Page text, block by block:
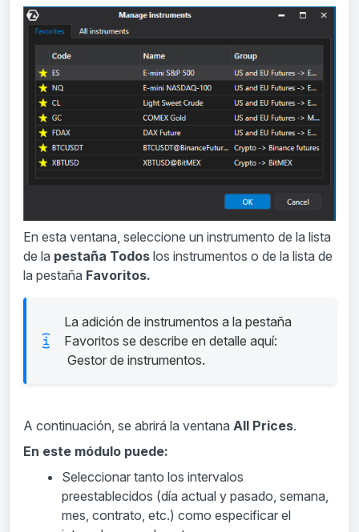
En esta ventana, seleccione un instrumento de la lista
de la pestaña Todos los instrumentos o de la lista de
la pestaña Favoritos.
La adición de instrumentos a la pestaña
Favoritos se describe en detalle aquí:
Gestor de instrumentos.
A continuación, se abrirá la ventana All Prices.
En este módulo puede:
Seleccionar tanto los intervalos
preestablecidos (día actual y pasado, semana,
mes, contrato, etc.) como especificar el